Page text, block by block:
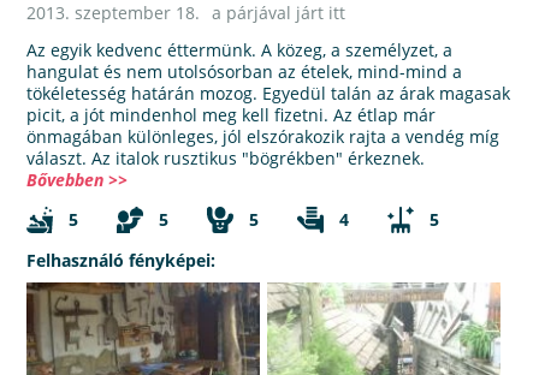
2013. szeptember 18. a párjával járt itt
Az egyik kedvenc éttermünk. A közeg, a személyzet, a
hangulat és nem utolsósorban az ételek, mind-mind a
tökéletesség határán mozog. Egyedül talán az árak magasak
picit, a jót mindenhol meg kell fizetni. Az étlap már
önmagában különleges, jól elszórakozik rajta a vendég míg
választ. Az italok rusztikus "bögrékben" érkeznek.
Bővebben >>
5
5 5 4
5
Felhasználó fényképei: